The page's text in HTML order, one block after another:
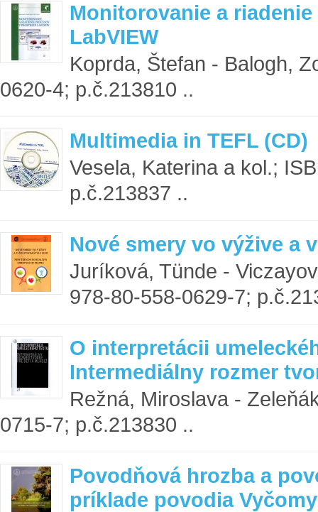
Monitorovanie a
LabVIEW
Koprda, Štefan - Balogh,
0620-4; p.č.213810 ..
Multimedia in TEFL (CD)
Vesela, Katerina a kol.;
p.č.213837 ..
Nové smery vo výžive a
Juríková, Tünde -
978-80-558-0629-7;
O interpretácii
Intermediálny rozmer
Režná, Miroslava -
0715-7; p.č.213830 ..
Povodňová hrozba a
príklade povodia Vyčomy